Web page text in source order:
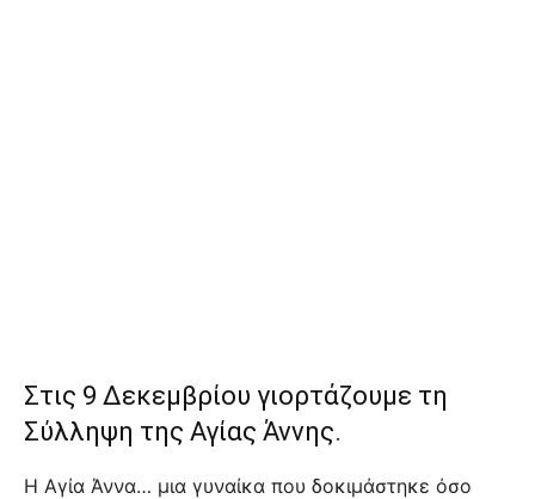
Στις 9 Δεκεμβρίου γιορτάζουμε τη
Σύλληψη της Αγίας Άννης.
Η Αγία Άννα… μια γυναίκα που δοκιμάστηκε όσο